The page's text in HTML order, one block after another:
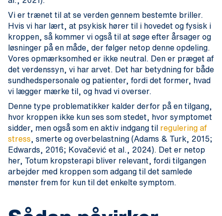
Vi er trænet til at se verden gennem bestemte briller.
Hvis vi har lært, at psykisk hører til i hovedet og fysisk i
kroppen, så kommer vi også til at søge efter årsager og
løsninger på en måde, der følger netop denne opdeling.
Vores opmærksomhed er ikke neutral. Den er præget af
det verdenssyn, vi har arvet. Det har betydning for både
sundhedspersonale og patienter, fordi det former, hvad
vi lægger mærke til, og hvad vi overser.
Denne type problematikker kalder derfor på en tilgang,
hvor kroppen ikke kun ses som stedet, hvor symptomet
sidder, men også som en aktiv indgang til regulering af
stress , smerte og overbelastning (Adams & Turk, 2015;
Edwards, 2016; Kovačević et al., 2024). Det er netop
her, Totum kropsterapi bliver relevant, fordi tilgangen
arbejder med kroppen som adgang til det samlede
mønster frem for kun til det enkelte symptom.